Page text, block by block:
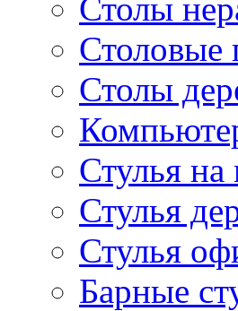
Столы
Столовые
Столы
Стулья на
Стулья
Стулья
Барные